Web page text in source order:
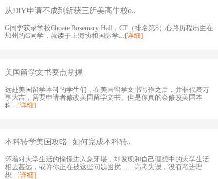
从DIY申请不成到斩获三所美高牛校o..
G同学获录学校Choate Rosemary Hall，CT（排名第8）心路历程出生在
加州的G同学，就读于上海协和国际学... [详细]
美国留学文书要点掌握
远赴美国留学本科的学生们，在美国留学文书写作之后，并非代表万
事大吉，需要申请者修改美国留学文书。但是你真的会修改美国本
科... [详细]
本科转学美国攻略 | 如何完成本科转..
怀着对大学生活的憧憬进入象牙塔，却发现和自己理想中的大学生活
相去甚远，或许你正在被这些问题困扰……高考失误，没有考进理
想... [详细]